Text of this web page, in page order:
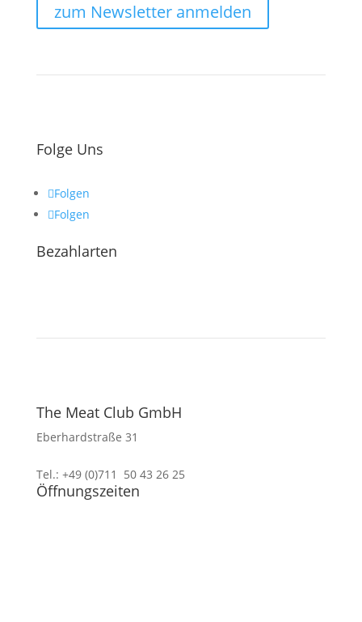
zum Newsletter anmelden
Folge Uns
Folgen
Folgen
Bezahlarten
The Meat Club GmbH
Eberhardstraße 31
Tel.: +49 (0)711 50 43 26 25
Öffnungszeiten